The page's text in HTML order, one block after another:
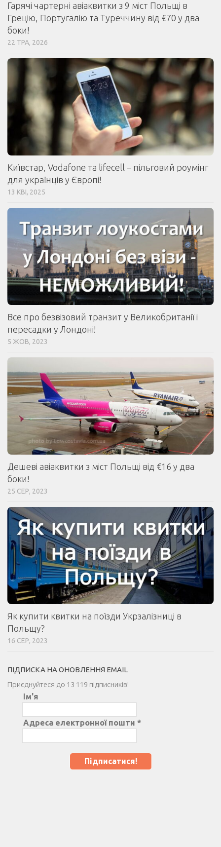
Гарячі чартерні авіаквитки з 9 міст Польщі в
Грецію, Португалію та Туреччину від €70 у два
боки!
22 ТРА, 2026
Київстар, Vodafone та lifecell – пільговий роумінг
для українців у Європі!
13 КВІ, 2025
Все про безвізовий транзит у Великобританії і
пересадки у Лондоні!
5 ЖОВ, 2023
Дешеві авіаквитки з міст Польщі від €16 у два
боки!
25 СЕР, 2023
Як купити квитки на поїзди Укрзалізниці в
Польщу?
16 СЕР, 2023
ПІДПИСКА НА ОНОВЛЕННЯ EMAIL
Приєднуйтеся до 13 119 підписників!
Ім'я
Адреса електронної пошти *